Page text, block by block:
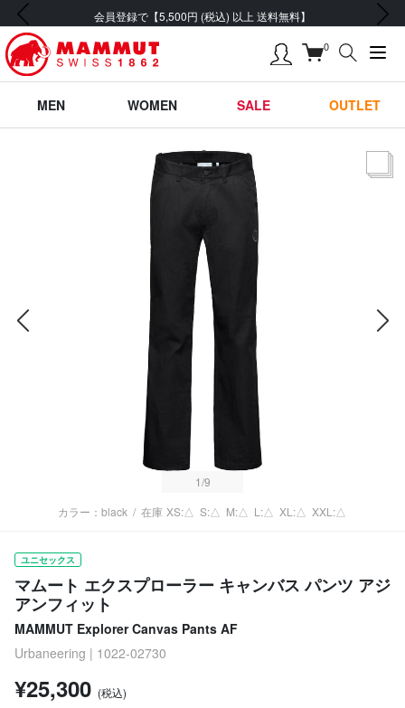
会員登録で【5,500円 (税込) 以上 送料無料】
前の画像 次の画像
0
MEN WOMEN SALE OUTLET
1/9
カラー：black / 在庫 XS:△ S:△ M:△ L:△ XL:△ XXL:△
ユニセックス
マムート エクスプローラー キャンバス パンツ アジ
アンフィット
MAMMUT Explorer Canvas Pants AF
Urbaneering | 1022-02730
¥25,300 (税込)